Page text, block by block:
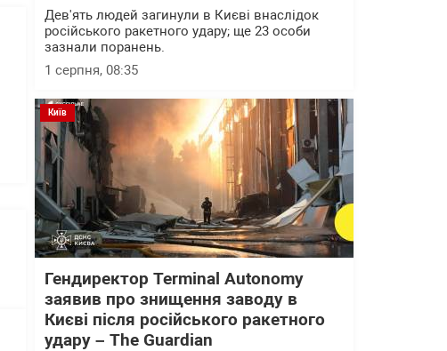
Дев'ять людей загинули в Києві внаслідок
російського ракетного удару; ще 23 особи
зазнали поранень.
1 серпня, 08:35
Київ
Гендиректор Terminal Autonomy
заявив про знищення заводу в
Києві після російського ракетного
удару – The Guardian